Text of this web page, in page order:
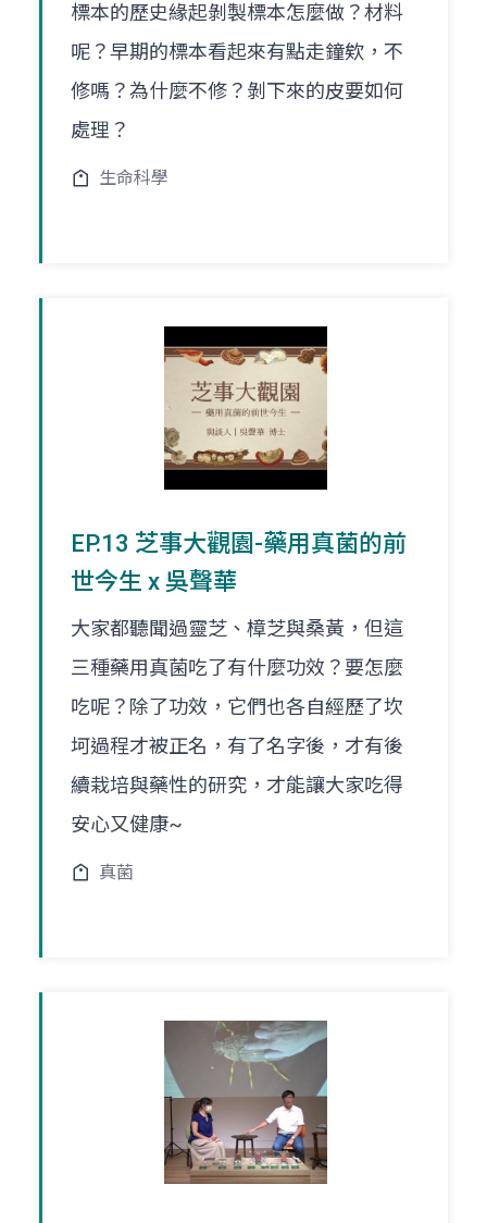
標本的歷史緣起剝製標本怎麼做？材料
呢？早期的標本看起來有點走鐘欸，不
修嗎？為什麼不修？剝下來的皮要如何
處理？
生命科學
EP.13 芝事大觀園-藥用真菌的前
世今生 x 吳聲華
大家都聽聞過靈芝、樟芝與桑黃，但這
三種藥用真菌吃了有什麼功效？要怎麼
吃呢？除了功效，它們也各自經歷了坎
坷過程才被正名，有了名字後，才有後
續栽培與藥性的研究，才能讓大家吃得
安心又健康~
真菌